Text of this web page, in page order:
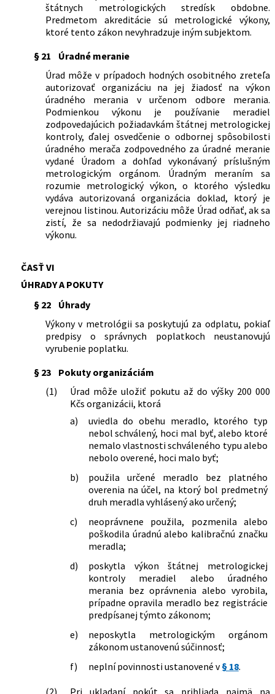
štátnych metrologických stredísk obdobne.
Predmetom akreditácie sú metrologické výkony,
ktoré tento zákon nevyhradzuje iným subjektom.
§ 21
Úradné meranie
Úrad môže v prípadoch hodných osobitného zreteľa
autorizovať organizáciu na jej žiadosť na výkon
úradného merania v určenom odbore merania.
Podmienkou výkonu je používanie meradiel
zodpovedajúcich požiadavkám štátnej metrologickej
kontroly, ďalej osvedčenie o odbornej spôsobilosti
úradného merača zodpovedného za úradné meranie
vydané Úradom a dohľad vykonávaný príslušným
metrologickým orgánom. Úradným meraním sa
rozumie metrologický výkon, o ktorého výsledku
vydáva autorizovaná organizácia doklad, ktorý je
verejnou listinou. Autorizáciu môže Úrad odňať, ak sa
zistí, že sa nedodržiavajú podmienky jej riadneho
výkonu.
ČASŤ VI
ÚHRADY A POKUTY
§ 22
Úhrady
Výkony v metrológii sa poskytujú za odplatu, pokiaľ
predpisy o správnych poplatkoch neustanovujú
vyrubenie poplatku.
§ 23
Pokuty organizáciám
(1)
Úrad môže uložiť pokutu až do výšky 200 000
Kčs organizácii, ktorá
a)
uviedla do obehu meradlo, ktorého typ
nebol schválený, hoci mal byť, alebo ktoré
nemalo vlastnosti schváleného typu alebo
nebolo overené, hoci malo byť;
b)
použila určené meradlo bez platného
overenia na účel, na ktorý bol predmetný
druh meradla vyhlásený ako určený;
c)
neoprávnene použila, pozmenila alebo
poškodila úradnú alebo kalibračnú značku
meradla;
d)
poskytla výkon štátnej metrologickej
kontroly meradiel alebo úradného
merania bez oprávnenia alebo vyrobila,
prípadne opravila meradlo bez registrácie
predpísanej týmto zákonom;
e)
neposkytla metrologickým orgánom
zákonom ustanovenú súčinnosť;
f)
neplní povinnosti ustanovené v§ 18.
(2)
Pri ukladaní pokút sa prihliada najmä na